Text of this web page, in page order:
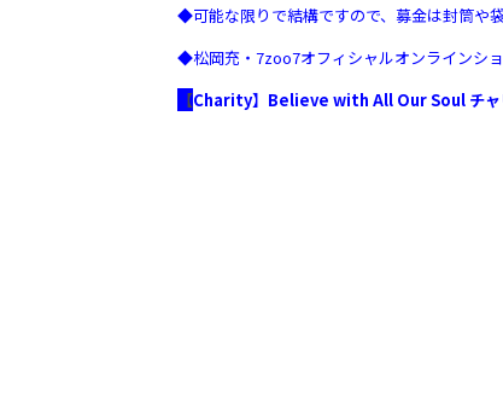
◆可能な限りで結構ですので、募金は封筒や
◆松岡充・7zoo7オフィシャルオンラインショ
【Charity】Believe with All Our Soul チャ